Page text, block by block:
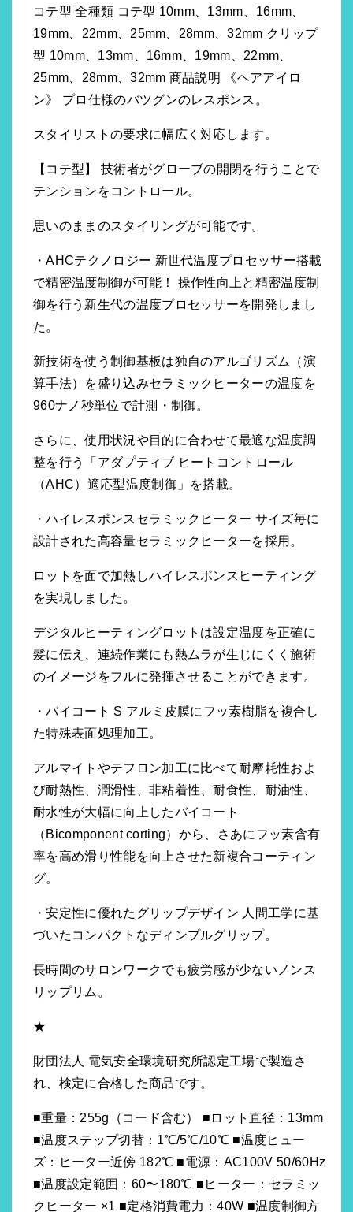
コテ型 全種類 コテ型 10mm、13mm、16mm、
19mm、22mm、25mm、28mm、32mm クリップ
型 10mm、13mm、16mm、19mm、22mm、
25mm、28mm、32mm 商品説明 《ヘアアイロ
ン》 プロ仕様のバツグンのレスポンス。
スタイリストの要求に幅広く対応します。
【コテ型】 技術者がグローブの開閉を行うことで
テンションをコントロール。
思いのままのスタイリングが可能です。
・AHCテクノロジー 新世代温度プロセッサー搭載
で精密温度制御が可能！ 操作性向上と精密温度制
御を行う新生代の温度プロセッサーを開発しまし
た。
新技術を使う制御基板は独自のアルゴリズム（演
算手法）を盛り込みセラミックヒーターの温度を
960ナノ秒単位で計測・制御。
さらに、使用状況や目的に合わせて最適な温度調
整を行う「アダプティブ ヒートコントロール
（AHC）適応型温度制御」を搭載。
・ハイレスポンスセラミックヒーター サイズ毎に
設計された高容量セラミックヒーターを採用。
ロットを面で加熱しハイレスポンスヒーティング
を実現しました。
デジタルヒーティングロットは設定温度を正確に
髪に伝え、連続作業にも熱ムラが生じにくく施術
のイメージをフルに発揮させることができます。
・バイコート S アルミ皮膜にフッ素樹脂を複合し
た特殊表面処理加工。
アルマイトやテフロン加工に比べて耐摩耗性およ
び耐熱性、潤滑性、非粘着性、耐食性、耐油性、
耐水性が大幅に向上したバイコート
（Bicomponent corting）から、さあにフッ素含有
率を高め滑り性能を向上させた新複合コーティン
グ。
・安定性に優れたグリップデザイン 人間工学に基
づいたコンパクトなディンプルグリップ。
長時間のサロンワークでも疲労感が少ないノンス
リップリム。
★
財団法人 電気安全環境研究所認定工場で製造さ
れ、検定に合格した商品です。
■重量：255g（コード含む） ■ロット直径：13mm
■温度ステップ切替：1℃/5℃/10℃ ■温度ヒュー
ズ：ヒーター近傍 182℃ ■電源：AC100V 50/60Hz
■温度設定範囲：60〜180℃ ■ヒーター：セラミッ
クヒーター ×1 ■定格消費電力：40W ■温度制御方